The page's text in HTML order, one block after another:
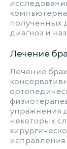
полученных
диагноз и
Лечение
Лечение
упражнения
некоторых